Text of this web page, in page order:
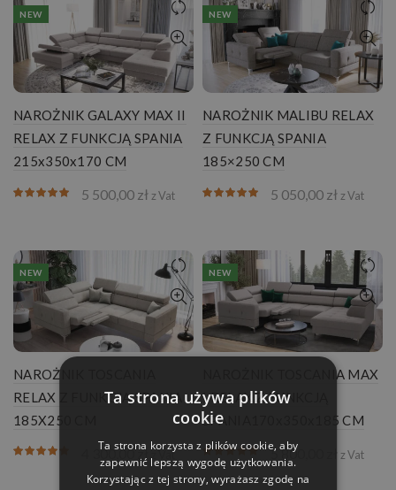
NEW
NAROŻNIK GALAXY MAX II
RELAX Z FUNKCJĄ SPANIA
215x350x170 CM
5 500,00 zł z Vat
NEW
NAROŻNIK MALIBU RELAX
Z FUNKCJĄ SPANIA
185×250 CM
5 050,00 zł z Vat
NEW
NAROŻNIK TOSCANIA
RELAX Z FUNKCJĄ SPANIA
185X250 CM
4 300,00zł z Vat
NEW
NAROŻNIK TOSCANIA MAX
I RELAX Z FUNKCJĄ
SPANIA170x350x185 CM
5 800,00 z Vat
Ta strona używa plików
cookie
Ta strona korzysta z plików cookie, aby
zapewnić lepszą wygodę użytkowania.
Korzystając z tej strony, wyrażasz zgodę na